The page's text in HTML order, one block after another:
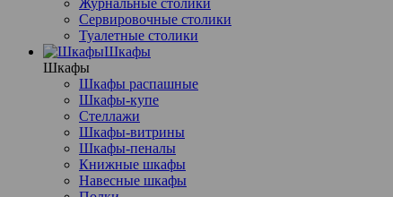
Журнальные столики
Сервировочные столики
Туалетные столики
Шкафы
Шкафы
Шкафы распашные
Шкафы-купе
Стеллажи
Шкафы-витрины
Шкафы-пеналы
Книжные шкафы
Навесные шкафы